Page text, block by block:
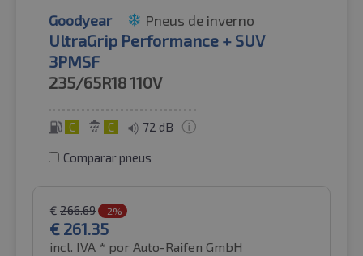
Goodyear Pneus de inverno
UltraGrip Performance + SUV
3PMSF
235/65R18110V
C C 72 dB
Comparar pneus
€ 266.69 -2%
€ 261.35
incl. IVA * por Auto-Raifen GmbH